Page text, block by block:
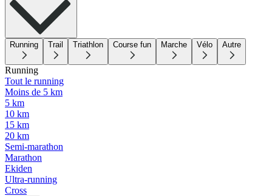
Running Trail Triathlon Course fun Marche Vélo Autre
Running
Tout le running
Moins de 5 km
5 km
10 km
15 km
20 km
Semi-marathon
Marathon
Ekiden
Ultra-running
Cross